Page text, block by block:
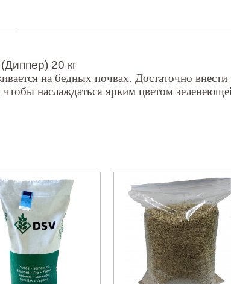
20 кг
на бедных почвах. Достаточно внести
наслаждаться ярким цветом